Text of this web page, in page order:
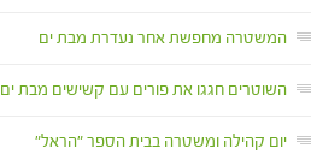
המשטרה מחפשת אחר נעדרת מבת ים
השוטרים חגגו את פורים עם קשישים מבת ים
יום קהילה ומשטרה בבית הספר "הראל"